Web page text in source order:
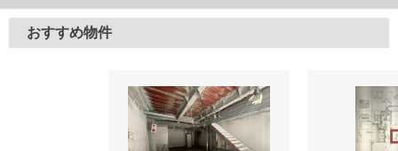
おすすめ物件